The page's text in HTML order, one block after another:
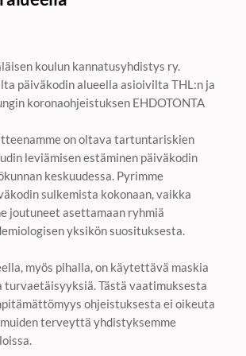
koulun kannatusyhdistys ry.
päiväkodin alueella asioivilta THL:n ja
koronaohjeistuksen EHDOTONTA
on oltava tartuntariskien
leviämisen estäminen päiväkodin
keskuudessa. Pyrimme
sulkemista kokonaan, vaikka
joutuneet asettamaan ryhmiä
yksikön suosituksesta.
myös pihalla, on käytettävä maskia
turvaetäisyyksiä. Tästä vaatimuksesta
ohjeistuksesta ei oikeuta
terveyttä yhdistyksemme